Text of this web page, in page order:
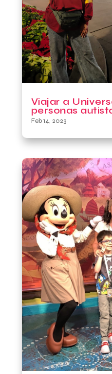
Viajar a
personas
Feb 14, 2023